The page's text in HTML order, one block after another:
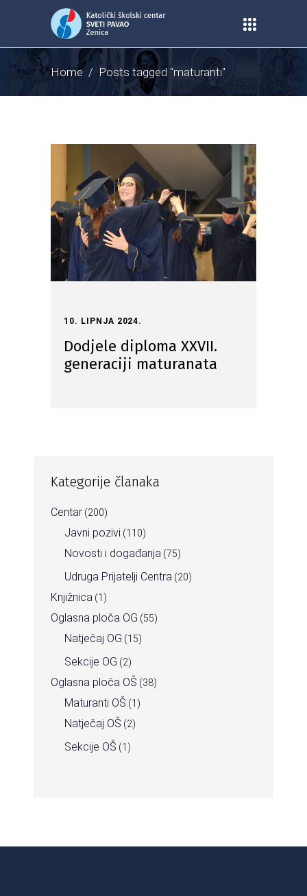
Home/Posts tagged "maturanti"
10. LIPNJA 2024.
Dodjele diploma XXVII.
generaciji maturanata
Kategorije članaka
Centar (200)
Javni pozivi (110)
Novosti i događanja (75)
Udruga Prijatelji Centra (20)
Knjižnica (1)
Oglasna ploča OG (55)
Natječaj OG (15)
Sekcije OG (2)
Oglasna ploča OŠ (38)
Maturanti OŠ (1)
Natječaj OŠ (2)
Sekcije OŠ (1)